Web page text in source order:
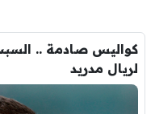
كواليس صادمة ..
لريال مدريد